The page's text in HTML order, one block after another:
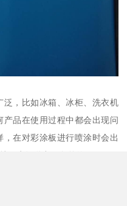
，比如冰箱、冰柜、洗衣机
品在使用过程中都会出现问
在对彩涂板进行喷涂时会出
要先知道出现色差的原因？